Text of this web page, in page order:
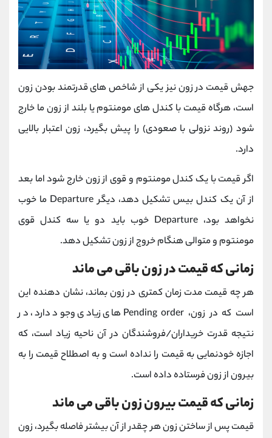
جهش قیمت در زون نیز یکی از شاخص های قدرتمند بودن زون
است، هرگاه قیمت با کندل های مومنتوم یا بلند از زون ما خارج
شود (روند نزولی با صعودی) را پیش بگیرد، زون اعتبار بالایی
دارد.
اگر قیمت با یک کندل مومنتوم و قوی از زون خارج شود اما بعد
از آن یک کندل بیس تشکیل دهد، دیگر Departure ما خوب
نخواهد بود، Departure خوب باید دو یا سه کندل قوی
مومنتوم و متوالی هنگام خروج از زون تشکیل دهد.
زمانی که قیمت در زون باقی می ماند
هر چه قیمت مدت زمان کمتری در زون بماند، نشان دهنده این
است که در زون، Pending order های زیادی وجود دارد، در
نتیجه قدرت خریداران/فروشندگان در آن ناحیه زیاد است، که
اجازه خودنمایی به قیمت را نداده است و به اصطلاح قیمت را به
بیرون از زون فرستاده داده است.
زمانی که قیمت بیرون زون باقی می ماند
قیمت پس از ساختن زون هر چقدر از آن بیشتر فاصله بگیرد، زون